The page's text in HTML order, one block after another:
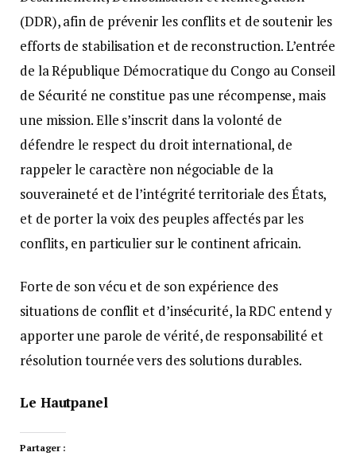
(DDR), afin de prévenir les conflits et de soutenir les
efforts de stabilisation et de reconstruction. L’entrée
de la République Démocratique du Congo au Conseil
de Sécurité ne constitue pas une récompense, mais
une mission. Elle s’inscrit dans la volonté de
défendre le respect du droit international, de
rappeler le caractère non négociable de la
souveraineté et de l’intégrité territoriale des États,
et de porter la voix des peuples affectés par les
conflits, en particulier sur le continent africain.
Forte de son vécu et de son expérience des
situations de conflit et d’insécurité, la RDC entend y
apporter une parole de vérité, de responsabilité et
résolution tournée vers des solutions durables.
Le Hautpanel
Partager :